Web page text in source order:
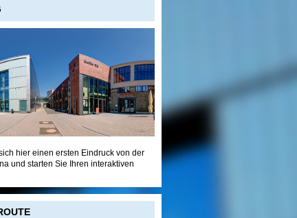
hier einen ersten Eindruck von der
und starten Sie Ihren interaktiven